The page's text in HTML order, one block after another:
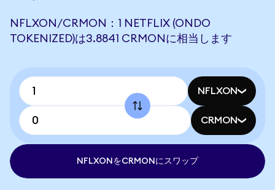
NFLXON/CRMON：1 NETFLIX (ONDO
TOKENIZED)は3.8841 CRMONに相当します
NFLXON
CRMON
NFLXONをCRMONにスワップ